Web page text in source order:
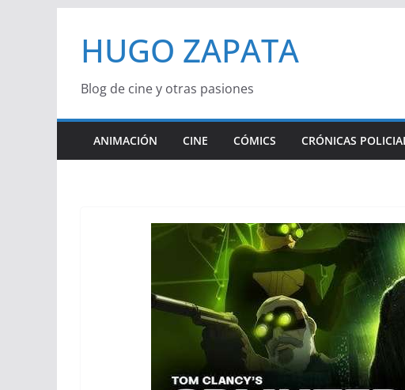
contenido
HUGO ZAPATA
Blog de cine y otras pasiones
ANIMACIÓN CINE CÓMICS CRÓNICAS